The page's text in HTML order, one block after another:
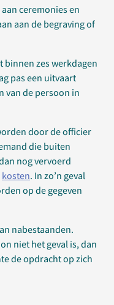
ceremonies en
aan de begraving of
binnen zes werkdagen
pas een uitvaart
van de persoon in
door de officier
die buiten
nog vervoerd
kosten. In zo’n geval
op de gegeven
nabestaanden.
niet het geval is, dan
de opdracht op zich